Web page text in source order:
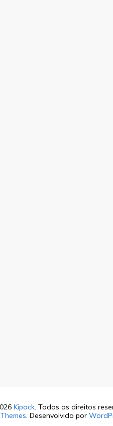
Kipack. Todos os direitos
. Desenvolvido por